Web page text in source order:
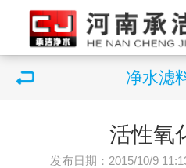
净水滤
活性氧
发布日期：2015/10/9